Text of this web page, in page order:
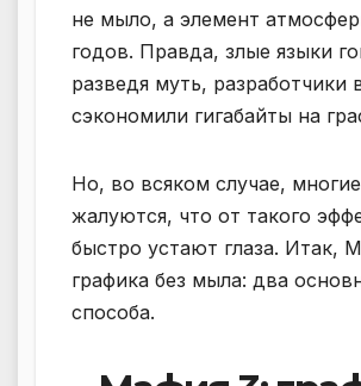
не мыло, а элемент
годов. Правда, злые языки
разведя муть, разработчики
сэкономили гигабайты на
Но, во всяком случае, многие
жалуются, что от такого
быстро устают глаза. Итак,
графика без мыла: два
способа.